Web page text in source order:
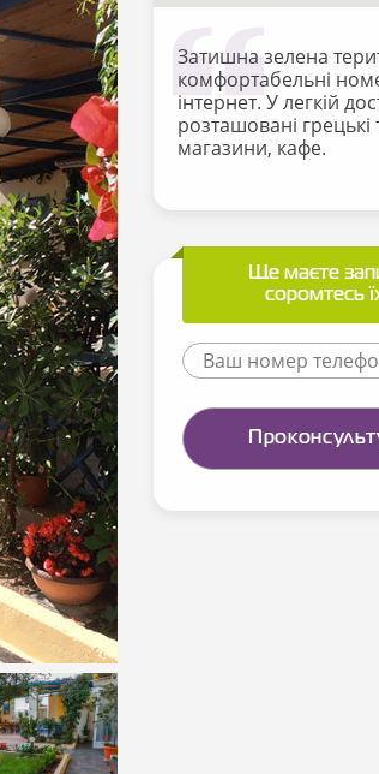
Затишна зелена
комфортабельні
інтернет. У легкій
розташовані
магазини, кафе.
Ще маєте
соромтесь